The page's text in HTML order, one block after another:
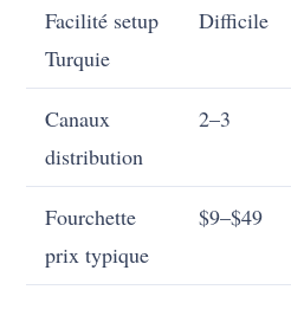
Facilité setup
Turquie
Difficile
Canaux
distribution
2–3
Fourchette
prix typique
$9–$49